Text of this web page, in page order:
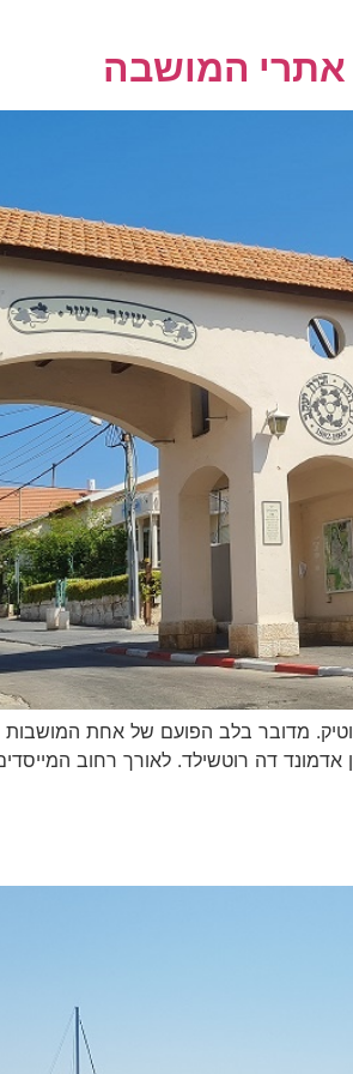
אתרי המושבה
מדובר בלב הפועם של אחת
אדמונד דה רוטשילד. לאורך רחוב